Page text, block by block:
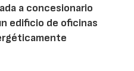
a concesionario
edificio de oficinas